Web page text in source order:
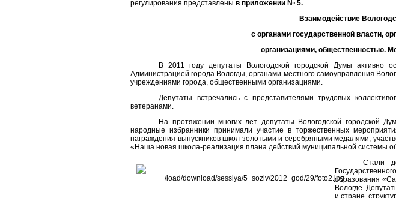
регулирования представлены в приложении № 5.
Взаимодействие
с органами государственной власти,
организациями, общественностью.
В 2011 году депутаты Вологодской городской Думы активно
Администрацией города Вологды, органами местного самоуправления
учреждениями города, общественными организациями.
Депутаты встречались с представителями трудовых
ветеранами.
На протяжении многих лет депутаты Вологодской городской
народные избранники принимали участие в торжественных
награждения выпускников школ золотыми и серебряными медалями,
«Наша новая школа-реализация плана действий муниципальной системы
Стали
образования
Вологде.
и стране,